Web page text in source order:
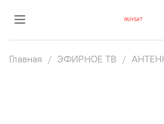
Главная ЭФИРНОЕ ТВ